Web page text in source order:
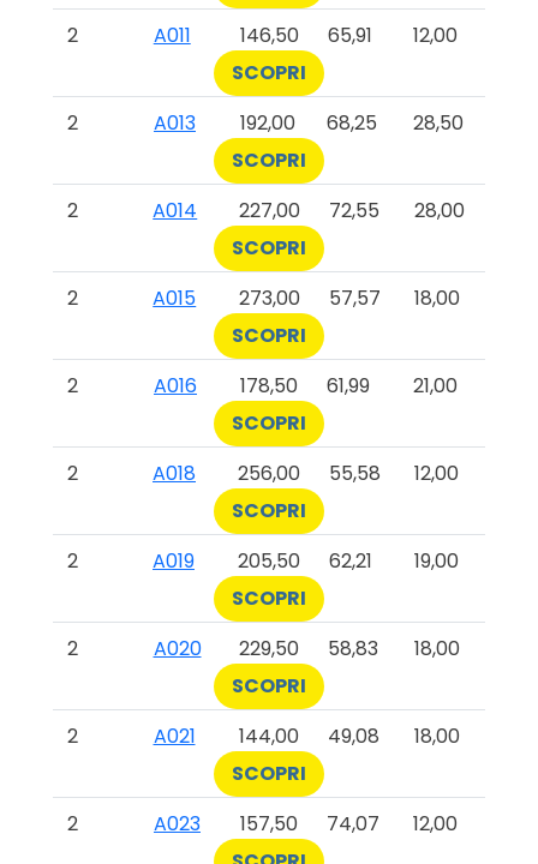
2
A011 146,50 65,91
12,00
SCOPRI
2
A013 192,00 68,25
28,50
SCOPRI
2
A014 227,00 72,55
28,00
SCOPRI
2
A015 273,00 57,57
18,00
SCOPRI
2
A016 178,50 61,99
21,00
SCOPRI
2
A018 256,00 55,58
12,00
SCOPRI
2
A019 205,50 62,21
19,00
SCOPRI
2
A020 229,50 58,83
18,00
SCOPRI
2
A021 144,00 49,08
18,00
SCOPRI
2
A023 157,50 74,07
12,00